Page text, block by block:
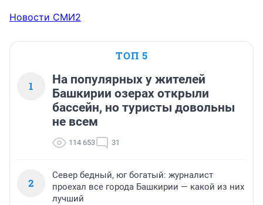
Новости СМИ2
ТОП 5
1
На популярных у жителей
Башкирии озерах открыли
бассейн, но туристы довольны
не всем
114 653 31
2
Север бедный, юг богатый: журналист
проехал все города Башкирии — какой из них
лучший